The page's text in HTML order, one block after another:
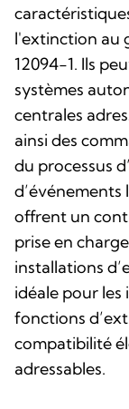
l'extinction au
12094-1. Ils
systèmes
centrales
ainsi des
du processus
d’événements
offrent un
prise en
installations
idéale pour les
fonctions
compatibilité
adressables.